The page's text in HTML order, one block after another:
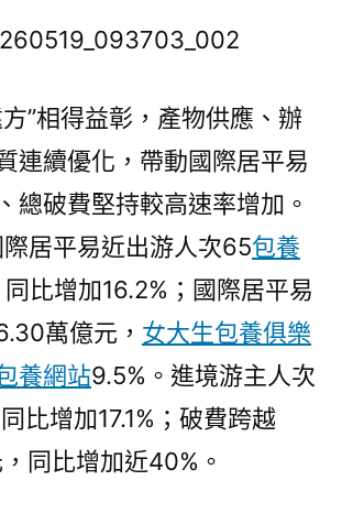
”相得益彰，產物供應、辦
連續優化，帶動國際居平易
總破費堅持較高速率增加。
居平易近出游人次65包養
比增加16.2%；國際居平易
萬億元， 女大生包養俱樂
養網站9.5%。進境游主人次
比增加17.1%；破費跨越
同比增加近40%。